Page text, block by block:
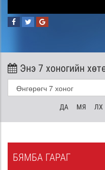
Энэ 7 хоногийн
ДА МЯ ЛХ
БЯМБА ГАРАГ